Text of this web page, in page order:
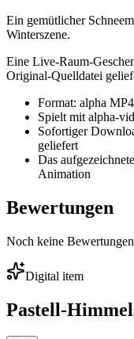
Ein gemütlicher
Winterszene.
Eine Live-Raum-
Original-Quelldatei
Format: alpha
Spielt mit alpha-
Sofortiger
geliefert
Das
Animation
Bewertungen
Noch keine
Digital item
Pastell-